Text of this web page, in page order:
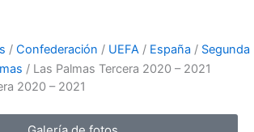
/ Confederación / UEFA / España / Segunda
/ Las Palmas Tercera 2020 – 2021
2020 – 2021